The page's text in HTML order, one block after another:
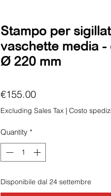
Stampo per
vaschette media
Ø 220 mm
€155.00Price
Excluding Sales Tax | Costo
Quantity *
Disponibile dal 24 settembre